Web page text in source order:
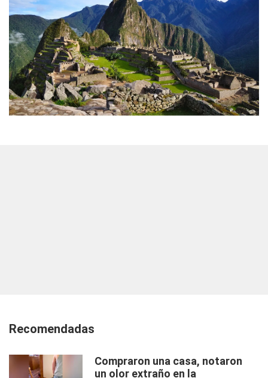
Recomendadas
Compraron una casa, notaron
un olor extraño en la